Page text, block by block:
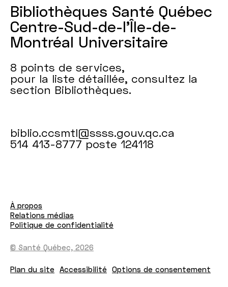
Bibliothèques Santé Québec
Centre-Sud-de-l’Île-de-
Montréal Universitaire
8 points de services,
pour la liste détaillée, consultez la
section Bibliothèques.
biblio.ccsmtl@ssss.gouv.qc.ca
514 413-8777 poste 124118
© Santé Québec, 2026
Plan du site Accessibilité Options de consentement
À propos
Relations médias
Politique de confidentialité